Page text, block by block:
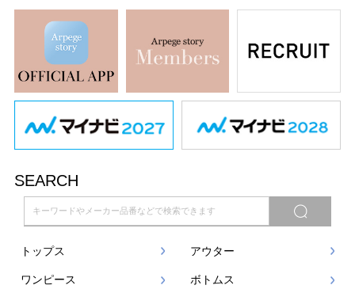
SEARCH
トップス アウター
ワンピース ボトムス